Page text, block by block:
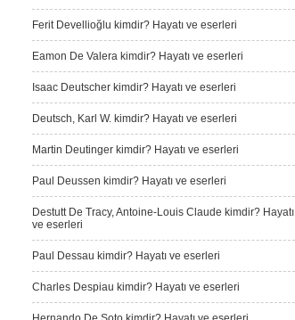
Ferit Devellioğlu kimdir? Hayatı ve eserleri
Eamon De Valera kimdir? Hayatı ve eserleri
Isaac Deutscher kimdir? Hayatı ve eserleri
Deutsch, Karl W. kimdir? Hayatı ve eserleri
Martin Deutinger kimdir? Hayatı ve eserleri
Paul Deussen kimdir? Hayatı ve eserleri
Destutt De Tracy, Antoine-Louis Claude kimdir? Hayatı
ve eserleri
Paul Dessau kimdir? Hayatı ve eserleri
Charles Despiau kimdir? Hayatı ve eserleri